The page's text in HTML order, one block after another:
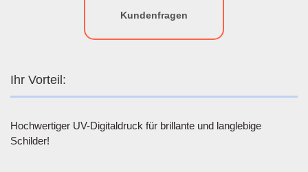
Kundenfragen
Ihr Vorteil:
Hochwertiger UV-Digitaldruck für brillante und langlebige
Schilder!